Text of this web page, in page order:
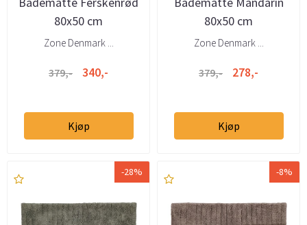
80x50 cm
Zone Denmark ...
379,- 340,-
Kjøp
80x50 cm
Zone Denmark ...
379,- 278,-
Kjøp
-28% -8%